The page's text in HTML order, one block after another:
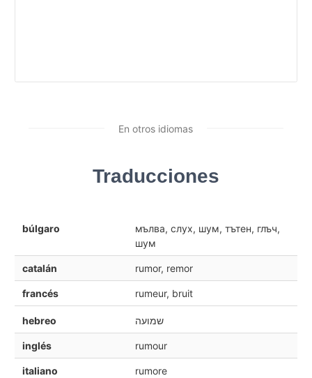
En otros idiomas
Traducciones
búlgaro
мълва, слух, шум, тътен, глъч,
шум
catalán rumor, remor
francés rumeur, bruit
hebreo שמועה
inglés rumour
italiano rumore